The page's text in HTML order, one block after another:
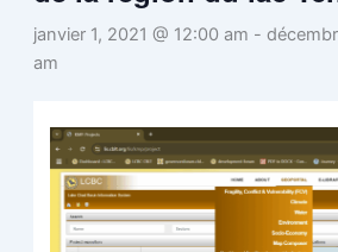
janvier 1, 2021 @ 12:00 am -
am